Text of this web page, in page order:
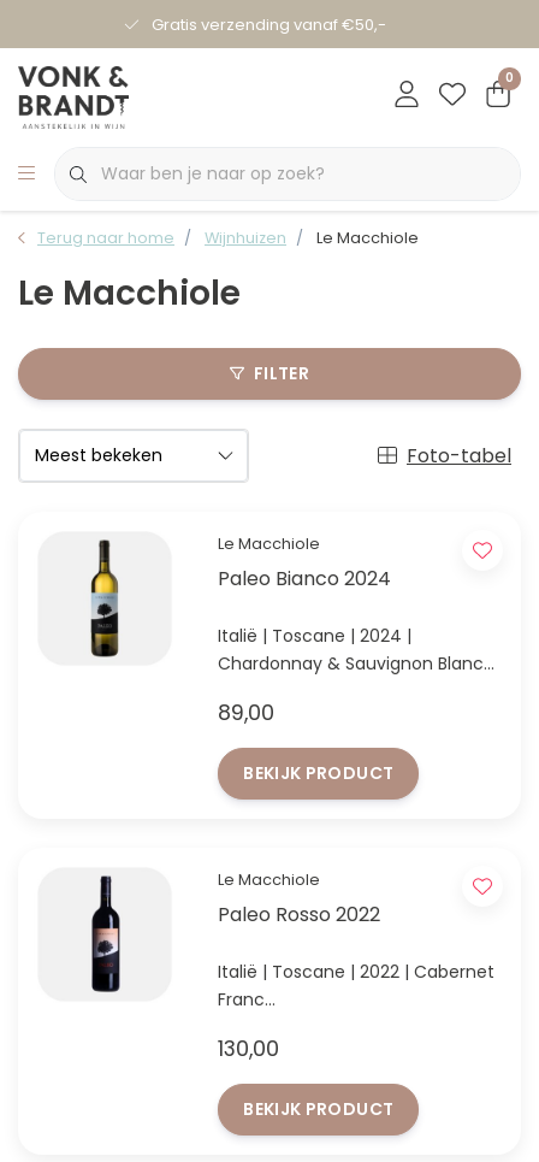
Gratis verzending vanaf €50,-
0
Terug naar home Wijnhuizen Le Macchiole
Le Macchiole
FILTER
Foto-tabel
Le Macchiole
Paleo Bianco 2024
Italië | Toscane | 2024 |
Chardonnay & Sauvignon Blanc
uitstekend bewaarpotentieel
89,00
BEKIJK PRODUCT
Le Macchiole
Paleo Rosso 2022
Italië | Toscane | 2022 | Cabernet
Franc
130,00
BEKIJK PRODUCT